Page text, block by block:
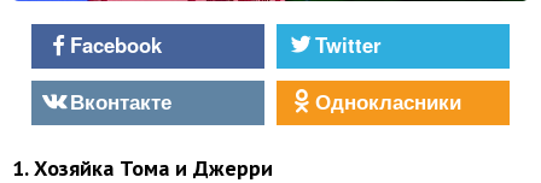
Facebook
Twitter
Вконтакте
Однокласники
1. Хозяйка Тома и Джерри